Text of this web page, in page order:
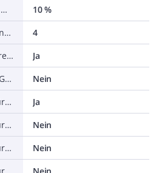
Relative symmetrische Netzspannungstoleranz
10 %
Anzahl der digitalen Eingänge
4
Einsatz im Industriebereich zulässig
Ja
Einsatz im Wohn- und Gewerbebereich zulässig
Nein
Unterstützt Protokoll für TCP/IP
Ja
Unterstützt Protokoll für PROFIBUS
Nein
Unterstützt Protokoll für CAN
Nein